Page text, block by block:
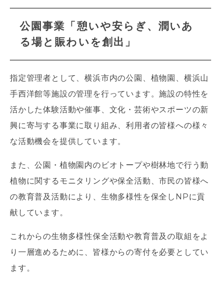
公園事業「憩いや安らぎ、潤いあ
る場と賑わいを創出」
指定管理者として、横浜市内の公園、植物園、横浜山
手西洋館等施設の管理を行っています。施設の特性を
活かした体験活動や催事、文化・芸術やスポーツの新
興に寄与する事業に取り組み、利用者の皆様への様々
な活動機会を提供しています。
また、公園・植物園内のビオトープや樹林地で行う動
植物に関するモニタリングや保全活動、市民の皆様へ
の教育普及活動により、生物多様性を保全しNPに貢
献しています。
これからの生物多様性保全活動や教育普及の取組をよ
り一層進めるために、皆様からの寄付を必要としてい
ます。